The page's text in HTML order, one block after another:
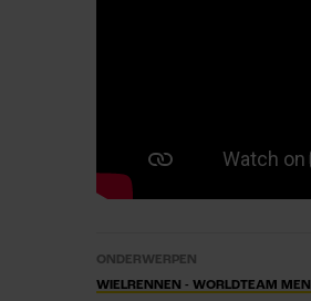
ONDERWERPEN
WIELRENNEN - WORLDTEAM MEN